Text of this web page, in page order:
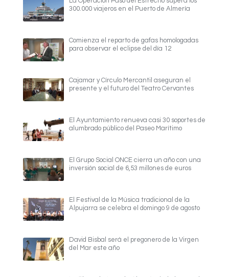
300.000 viajeros en el Puerto de Almería
Comienza el reparto de gafas homologadas
para observar el eclipse del día 12
Cajamar y Círculo Mercantil aseguran el
presente y el futuro del Teatro Cervantes
El Ayuntamiento renueva casi 30 soportes de
alumbrado público del Paseo Marítimo
El Grupo Social ONCE cierra un año con una
inversión social de 6,53 millones de euros
El Festival de la Música tradicional de la
Alpujarra se celebra el domingo 9 de agosto
David Bisbal será el pregonero de la Virgen
del Mar este año